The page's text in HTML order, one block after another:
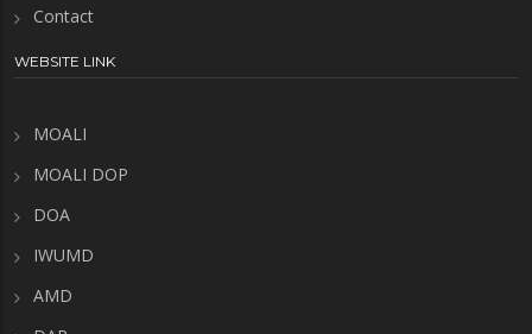
Contact
WEBSITE LINK
MOALI
MOALI DOP
DOA
IWUMD
AMD